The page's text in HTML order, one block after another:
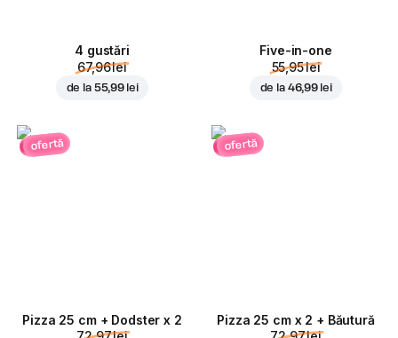
4 gustări
67,96 lei
de la 55,99 lei
Five-in-one
55,95 lei
de la 46,99 lei
ofertă
Pizza 25 cm + Dodster x 2
ofertă
Pizza 25 cm x 2 + Băutură